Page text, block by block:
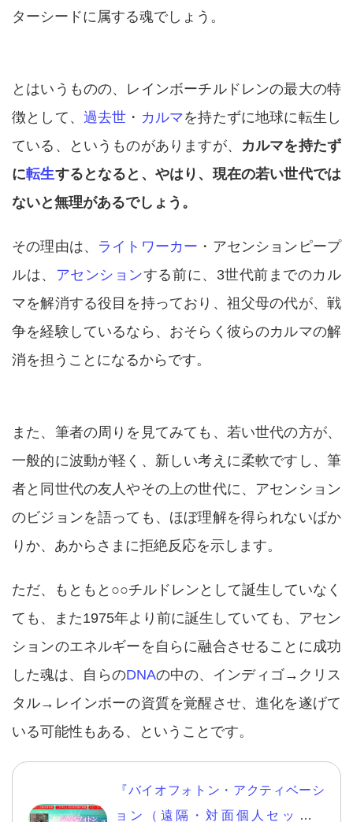
ターシードに属する魂でしょう。
とはいうものの、レインボーチルドレンの最大の特
徴として、 過去世 ・ カルマを持たずに地球に転生し
ている、というものがありますが、
カルマを持たず
に転生するとなると、やはり、現在の若い世代では
ないと無理があるでしょう。
その理由は、 ライトワーカー ・アセンションピープ
ルは、 アセンションする前に、3世代前までのカル
マを解消する役目を持っており、祖父母の代が、戦
争を経験しているなら、おそらく彼らのカルマの解
消を担うことになるからです。
また、筆者の周りを見てみても、若い世代の方が、
一般的に波動が軽く、新しい考えに柔軟ですし、筆
者と同世代の友人やその上の世代に、アセンション
のビジョンを語っても、ほぼ理解を得られないばか
りか、あからさまに拒絶反応を示します。
ただ、もともと○○チルドレンとして誕生していなく
ても、また1975年より前に誕生していても、アセン
ションのエネルギーを自らに融合させることに成功
した魂は、自らのDNAの中の、インディゴ→クリス
タル→レインボーの資質を覚醒させ、進化を遂げて
いる可能性もある、ということです。
『バイオフォトン・アクティベーシ
ョン（遠隔・対面個人セッショ